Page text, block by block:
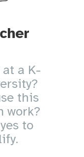
a K-
this
work?
to